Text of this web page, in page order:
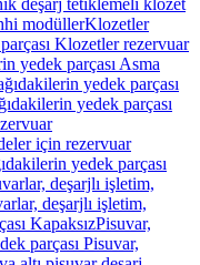
deşarj tetiklemeli klozet
modüllerKlozetler
Klozetler rezervuar
yedek parçası Asma
yedek parçası
yedek parçası
için rezervuar
yedek parçası
deşarjlı işletim,
deşarjlı işletim,
KapaksızPisuvar,
parçası Pisuvar,